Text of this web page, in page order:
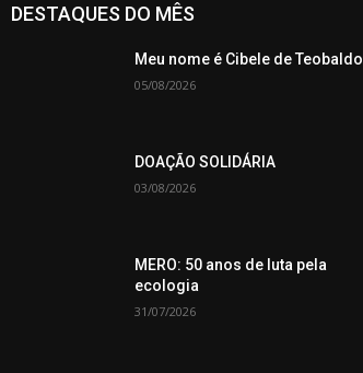
DESTAQUES DO MÊS
Meu nome é Cibele de Teobaldo
05/08/2026
DOAÇÃO SOLIDÁRIA
03/08/2026
MERO: 50 anos de luta pela
ecologia
31/07/2026